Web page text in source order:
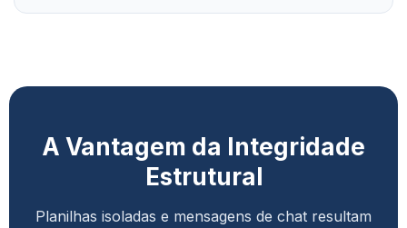
A Vantagem da Integridade
Estrutural
Planilhas isoladas e mensagens de chat resultam